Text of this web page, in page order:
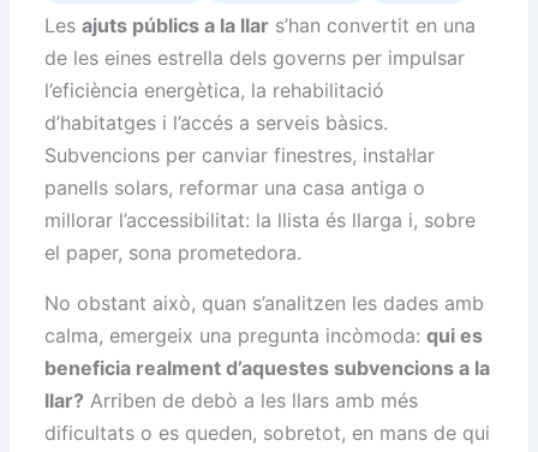
Lesajuts públics a la llar s’han convertit en una
de les eines estrella dels governs per impulsar
l’eficiència energètica, la rehabilitació
d’habitatges i l’accés a serveis bàsics.
Subvencions per canviar finestres, instal·lar
panells solars, reformar una casa antiga o
millorar l’accessibilitat: la llista és llarga i, sobre
el paper, sona prometedora.
No obstant això, quan s’analitzen les dades amb
calma, emergeix una pregunta incòmoda:qui es
beneficia realment d’aquestes subvencions a la
llar? Arriben de debò a les llars amb més
dificultats o es queden, sobretot, en mans de qui